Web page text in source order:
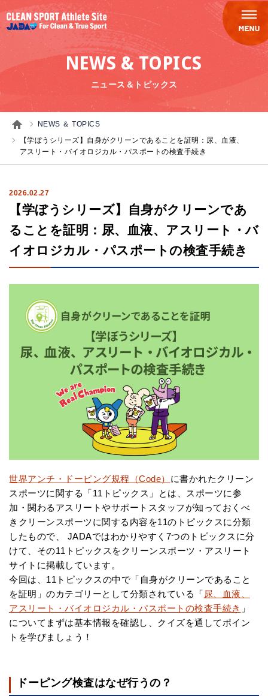
NEWS & TOPICS
ニュース＆トピックス
NEWS ＆ TOPICS
【学ぼうシリーズ】自身がクリーンであることを証明：尿、血液、
アスリート・バイオロジカル・パスポートの検査手続き
2026.02.27
【学ぼうシリーズ】自身がクリーンであ
ることを証明：尿、血液、アスリート・バ
イオロジカル・パスポートの検査手続き
世界アンチ・ドーピング規程（Code） に書かれたクリーン
スポーツに関する「11トピックス」とは、スポーツに参
加・関わるアスリートやサポートスタッフが知っておくべ
きクリーンスポーツに関する内容を11のトピックスに分類
したもので、 JADAではわかりやすく7つのトピックスに分
けて、その11トピックスをクリーンスポーツ・アスリート
サイトに掲載しています。
今回は、11トピックスの中で「自身がクリーンであること
を証明」のカテゴリーとして分類されている「 尿、血液、
アスリート・バイオロジカル・パスポートの検査手続き 」
についてまずは基本情報を確認し、クイズを通してポイン
トを学びましょう！
ドーピング検査はなぜ行うの？